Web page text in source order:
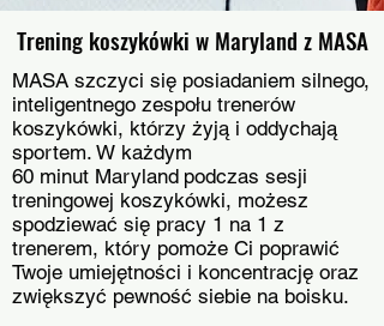
Trening koszykówki w Maryland z MASA
MASA szczyci się posiadaniem silnego,
inteligentnego zespołu trenerów
koszykówki, którzy żyją i oddychają
sportem. W każdym
60 minut Maryland podczas sesji
treningowej koszykówki, możesz
spodziewać się pracy 1 na 1 z
trenerem, który pomoże Ci poprawić
Twoje umiejętności i koncentrację oraz
zwiększyć pewność siebie na boisku.